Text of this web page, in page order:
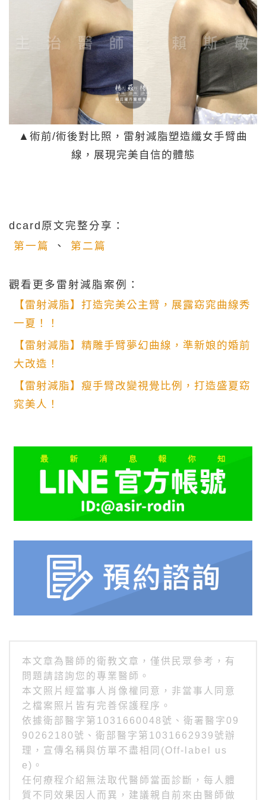
▲術前/術後對比照，雷射減脂塑造纖女手臂曲
線，展現完美自信的體態
dcard原文完整分享：
第一篇
、 第二篇
觀看更多雷射減脂案例：
【雷射減脂】打造完美公主臂，展露窈窕曲線秀
一夏！！
【雷射減脂】精雕手臂夢幻曲線，準新娘的婚前
大改造！
【雷射減脂】瘦手臂改變視覺比例，打造盛夏窈
窕美人！
本文章為醫師的衛教文章，僅供民眾參考，有
問題請諮詢您的專業醫師。
本文照片經當事人肖像權同意，非當事人同意
之檔案照片皆有完善保護程序。
依據衛部醫字第1031660048號、衛署醫字09
90262180號、衛部醫字第1031662939號辦
理，宣傳名稱與仿單不盡相同(Off-label us
e)。
任何療程介紹無法取代醫師當面診斷，每人體
質不同效果因人而異，建議親自前來由醫師做